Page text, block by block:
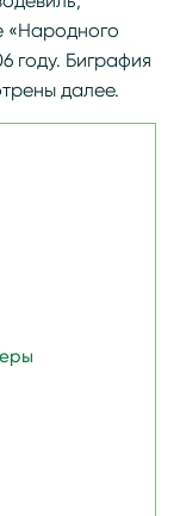
«Народного
году. Биграфия
далее.